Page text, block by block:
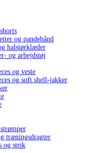
og pandebånd
halstørklæder
og arbejdstøj
og veste
og soft shell-jakker
træningsdragter
og strik